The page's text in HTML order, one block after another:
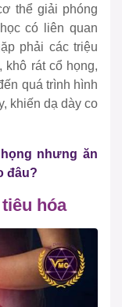
thể giải phóng
có liên quan
phải các triệu
khô rát cổ họng,
quá trình hình
khiến dạ dày co
nhưng ăn
đâu?
hóa